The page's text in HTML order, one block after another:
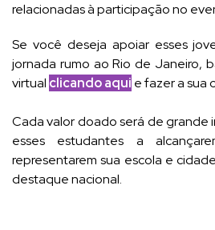
relacionadas à participação no
Se você deseja apoiar esses
jornada rumo ao Rio de Janeiro,
virtual clicando aqui e fazer a sua
Cada valor doado será de grande
esses estudantes a
representarem sua escola e
destaque nacional.